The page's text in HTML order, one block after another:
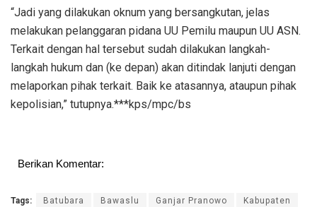
“Jadi yang dilakukan oknum yang bersangkutan, jelas
melakukan pelanggaran pidana UU Pemilu maupun UU ASN.
Terkait dengan hal tersebut sudah dilakukan langkah-
langkah hukum dan (ke depan) akan ditindak lanjuti dengan
melaporkan pihak terkait. Baik ke atasannya, ataupun pihak
kepolisian,” tutupnya.***kps/mpc/bs
Berikan Komentar:
Tags: Batubara Bawaslu Ganjar Pranowo Kabupaten